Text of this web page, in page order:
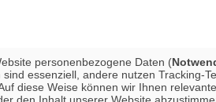
personenbezogene Daten (
essenziell, andere nutzen Tracking-
diese Weise können wir Ihnen